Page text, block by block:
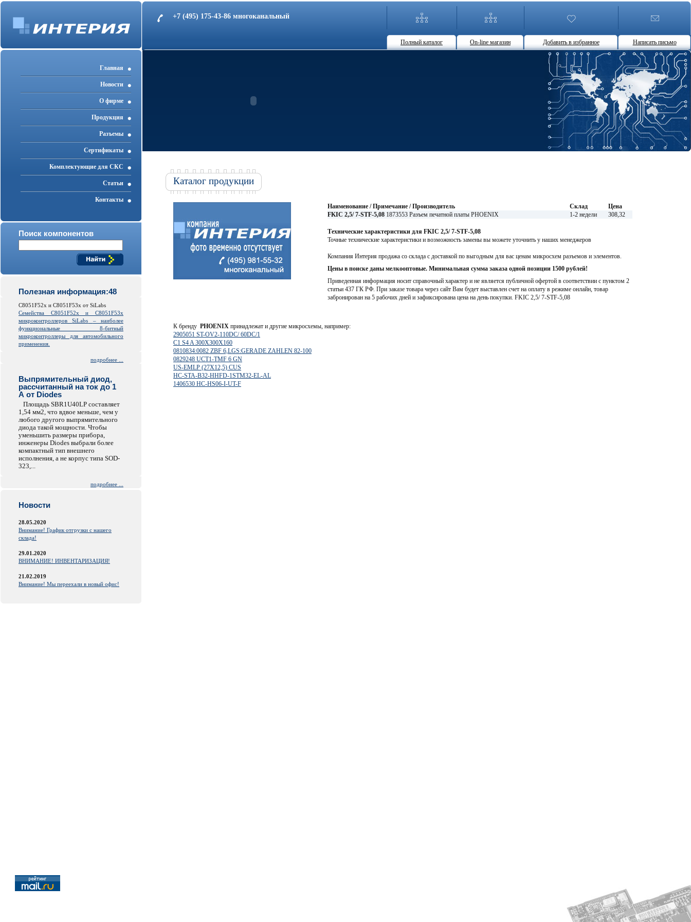
+7 (495) 175-43-86 многоканальный
Полный каталог On-line магазин Добавить в избранное Написать письмо
Главная
Новости
О фирме
Продукция
Разъемы
Cертификаты
Комплектующие для СКС
Статьи
Контакты
Поиск компонентов
Полезная информация:48
C8051F52x и C8051F53x от SiLabs
Семейства C8051F52x и C8051F53x
микроконтроллеровSiLabs
– наиболее
функциональные 8-битный
микроконтроллеры для автомобильного
применения.
подробнее ...
Выпрямительный диод,
рассчитанный на ток до 1
А от Diodes
Площадь SBR1U40LP составляет
1,54 мм2, что вдвое меньше, чем у
любого другого выпрямительного
диода такой мощности. Чтобы
уменьшить размеры прибора,
инженеры Diodes выбрали более
компактный тип внешнего
исполнения, а не корпус типа SOD-
323,...
подробнее ...
Новости
28.05.2020
Внимание! График отгрузки с нашего
склада!
29.01.2020
ВНИМАНИЕ! ИНВЕНТАРИЗАЦИЯ!
21.02.2019
Внимание! Мы переехали в новый офис!
Каталог продукции
Наименование / Примечание / Производитель Склад
Цена
FKIC 2,5/ 7-STF-5,08 1873553 Разъем печатной платы PHOENIX 1-2 недели 308,32
Технические характеристики для FKIC 2,5/ 7-STF-5,08
Точные технические характеристики и возможность замены вы можете уточнить у наших менеджеров
Компания Интерия продажа со склада с доставкой по выгодным для вас ценам микросхем разъемов и элементов.
Цены в поиске даны мелкооптовые. Минимальная сумма заказа одной позиции 1500 рублей!
Приведенная информация носит справочный характер и не является публичной офертой в соответствии с пунктом 2
статьи 437 ГК РФ. При заказе товара через сайт Вам будет выставлен счет на оплату в режиме онлайн, товар
забронирован на 5 рабочих дней и зафиксирована цена на день покупки. FKIC 2,5/ 7-STF-5,08
К бренду PHOENIX принадлежат и другие микросхемы, например:
2905051 ST-OV2-110DC/ 60DC/1
C1 S4 A 300X300X160
0810834:0082 ZBF 6,LGS:GERADE ZAHLEN 82-100
0829248 UCT1-TMF 6 GN
US-EMLP (27X12,5) CUS
HC-STA-B32-HHFD-1STM32-EL-AL
1406530 HC-HS06-I-UT-F